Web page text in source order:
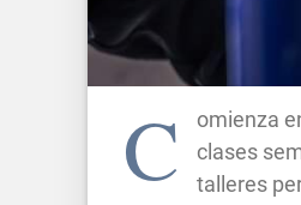
C
omienza
clases
talleres